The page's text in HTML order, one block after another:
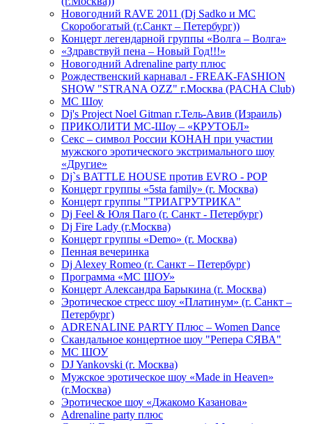
Новогодний RAVE 2011 (Dj Sadko и MC
Скоробогатый (г.Санкт – Петербург))
Концерт легендарной группы «Волга – Волга»
«Здравствуй пена – Новый Год!!!»
Новогодний Adrenaline party плюс
Рождественский карнавал - FREAK-FASHION
SHOW "STRANA OZZ" г.Москва (PACHA Club)
MC Шоу
Dj's Project Noel Gitman г.Тель-Авив (Израиль)
ПРИКОЛИТИ МС-Шоу – «КРУТОБЛ»
Секс – символ России КОНАН при участии
мужского эротического экстримального шоу
«Другие»
Dj`s BATTLE HOUSE против EVRO - POP
Концерт группы «5sta family» (г. Москва)
Концерт группы "ТРИАГРУТРИКА"
Dj Feel & Юля Паго (г. Санкт - Петербург)
Dj Fire Lady (г.Москва)
Концерт группы «Demo» (г. Москва)
Пенная вечеринка
Dj Alexey Romeo (г. Санкт – Петербург)
Программа «МС ШОУ»
Концерт Александра Барыкина (г. Москва)
Эротическое стресс шоу «Платинум» (г. Санкт –
Петербург)
ADRENALINE PARTY Плюс – Women Dance
Скандальное концертное шоу "Репера СЯВА"
МС ШОУ
DJ Yankovski (г. Москва)
Мужское эротическое шоу «Made in Heaven»
(г.Москва)
Эротическое шоу «Джакомо Казанова»
Adrenaline party плюс